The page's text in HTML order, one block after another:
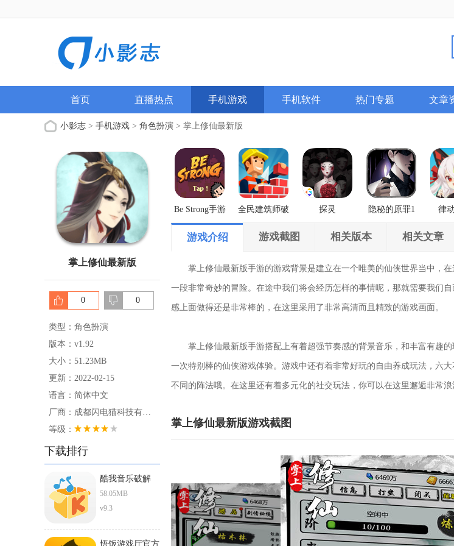
首页 直播热点 手机游戏 手机软件 热门专题 文章
小影志 > 手机游戏 > 角色扮演 > 掌上修仙最新版
掌上修仙最新版
0 0
类型：角色扮演
版本：v1.92
大小：51.23MB
更新：2022-02-15
语言：简体中文
厂商：成都闪电猫科技有限公司
等级：
下载排行
酷我音乐破解
ios直装版
58.05MB
v9.3
悟饭游戏厅官方
Be Strong手游
全民建筑师破
探灵
隐秘的原罪1
律
游戏介绍 游戏截图 相关版本 相关文章
掌上修仙最新版手游的游戏背景是建立在一个唯美的仙侠世界当中，在
一段非常奇妙的冒险。在途中我们将会经历怎样的事情呢，那就需要我们
感上面做得还是非常棒的，在这里采用了非常高清而且精致的游戏画面。
掌上修仙最新版手游搭配上有着超强节奏感的背景音乐，和丰富有趣的
一次特别棒的仙侠游戏体验。游戏中还有着非常好玩的自由养成玩法，六
不同的阵法哦。在这里还有着多元化的社交玩法，你可以在这里邂逅非常浪
掌上修仙最新版游戏截图